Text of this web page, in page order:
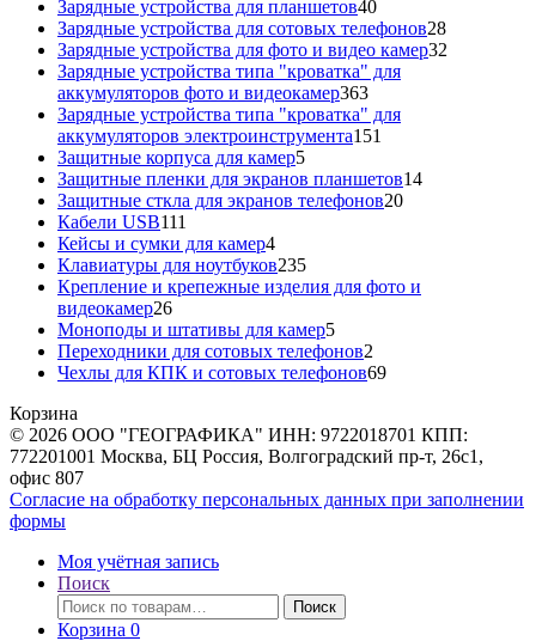
Зарядные устройства для планшетов4040
товаров
Зарядные устройства для сотовых телефонов2828
товаров
Зарядные устройства для фото и видео камер32
Зарядные устройства типа "кроватка" для
аккумуляторов фото и видеокамер363363
товара
Зарядные устройства типа "кроватка" для
аккумуляторов электроинструмента151
Защитные корпуса для камер55
товаров
Защитные пленки для экранов планшетов1414
Защитные сткла для экранов телефонов2020
Кабели USB111
товаров
Кейсы и сумки для камер44
товара
Клавиатуры для ноутбуков235235
товаров
Крепление и крепежные изделия для фото и
видеокамер2626
товаров
Моноподы и штативы для камер55
товаров
Переходники для сотовых телефонов2
товара
Чехлы для КПК и сотовых телефонов6969
Корзина
© 2026 ООО "ГЕОГРАФИКА" ИНН: 9722018701 КПП:
772201001 Москва, БЦ Россия, Волгоградский пр-т, 26с1,
офис 807
Согласие на обработку персональных данных при заполнении
формы
Моя учётная запись
Поиск
Искать:
Поиск
Корзина 0